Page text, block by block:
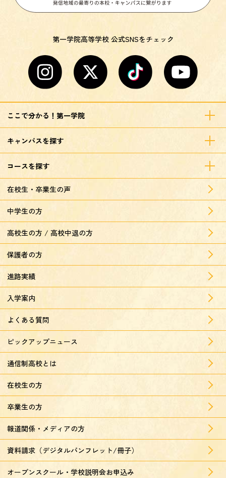
第一学院高等学校 公式SNSをチェック
ここで分かる！第一学院
キャンパスを探す
コースを探す
在校生・卒業生の声
中学生の方
高校生の方 / 高校中退の方
保護者の方
進路実績
入学案内
よくある質問
ピックアップニュース
通信制高校とは
在校生の方
卒業生の方
報道関係・メディアの方
資料請求（デジタルパンフレット/冊子）
オープンスクール・学校説明会お申込み